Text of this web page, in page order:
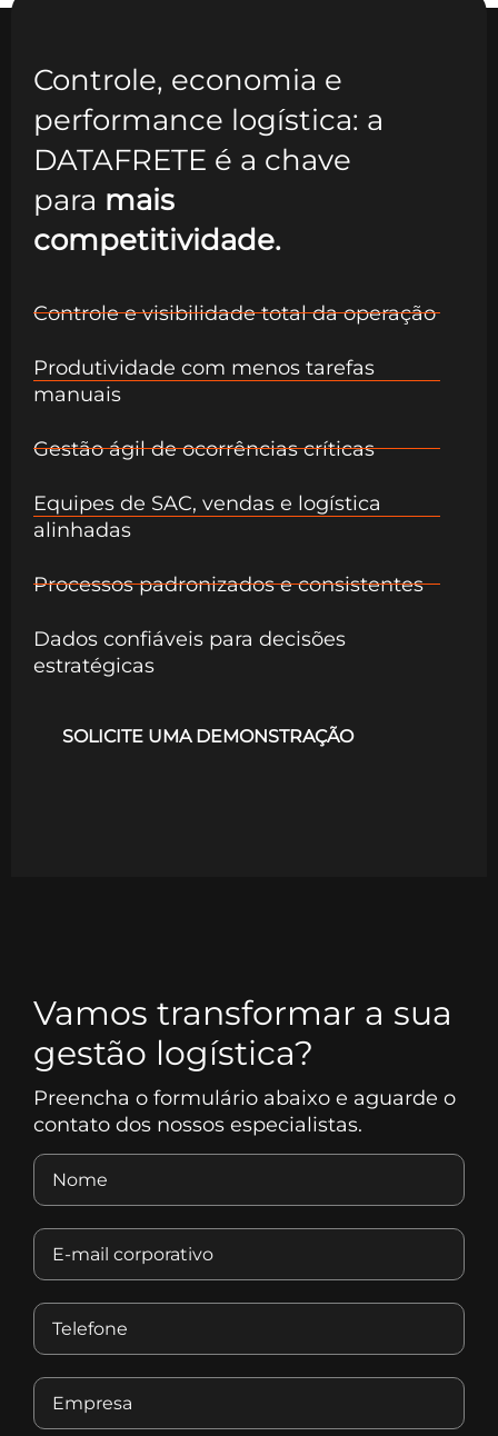
Controle, economia e
performance logística: a
DATAFRETE é a chave
para mais
competitividade.
Controle e visibilidade total da operação
Produtividade com menos tarefas
manuais
Gestão ágil de ocorrências críticas
Equipes de SAC, vendas e logística
alinhadas
Processos padronizados e consistentes
Dados confiáveis para decisões
estratégicas
SOLICITE UMA DEMONSTRAÇÃO
Vamos transformar a sua
gestão logística?
Preencha o formulário abaixo e aguarde o
contato dos nossos especialistas.